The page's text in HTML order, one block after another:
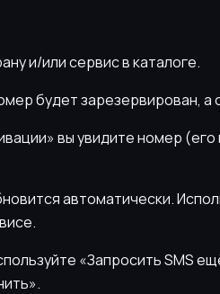
и/или сервис в каталоге.
будет зарезервирован, а
вы увидите номер
автоматически.
«Запросить SMS